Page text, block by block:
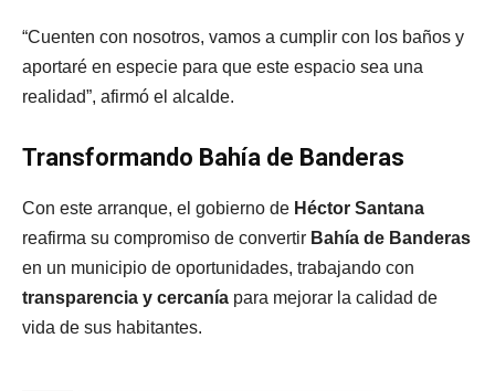
“Cuenten con nosotros, vamos a cumplir con los baños y
aportaré en especie para que este espacio sea una
realidad”, afirmó el alcalde.
Transformando Bahía de Banderas
Con este arranque, el gobierno de Héctor Santana
reafirma su compromiso de convertir Bahía de Banderas
en un municipio de oportunidades, trabajando con
transparencia y cercanía para mejorar la calidad de
vida de sus habitantes.